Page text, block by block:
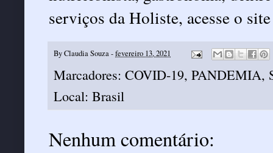
serviços da Holiste, acesse o
ByClaudia Souza-fevereiro 13, 2021
Marcadores: COVID-19, PANDEMIA,
Local: Brasil
Nenhum comentário: